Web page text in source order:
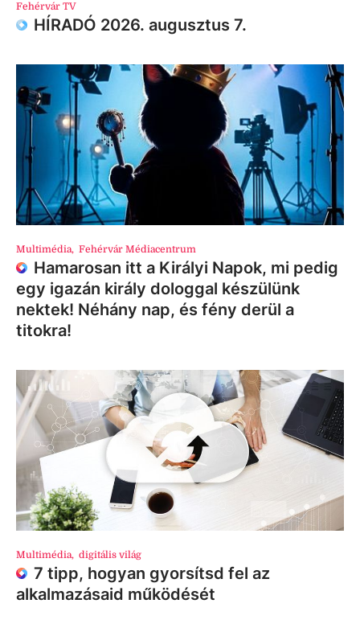
Fehérvár TV
HÍRADÓ 2026. augusztus 7.
Multimédia, Fehérvár Médiacentrum
Hamarosan itt a Királyi Napok, mi pedig
egy igazán király dologgal készülünk
nektek! Néhány nap, és fény derül a
titokra!
Multimédia, digitális világ
7 tipp, hogyan gyorsítsd fel az
alkalmazásaid működését